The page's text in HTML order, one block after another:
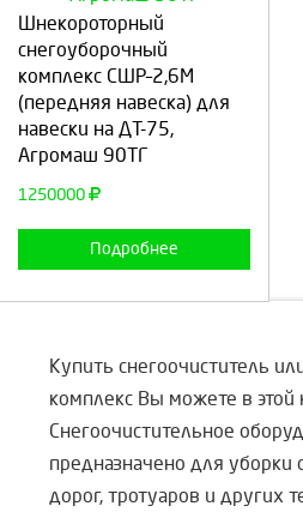
Шнекороторный
снегоуборочный
комплекс СШР–2,6М
(передняя навеска) для
навески на ДТ-75,
Агромаш 90ТГ
1250000
Подробнее
Продолжить Отмена
Купить снегоочиститель
комплекс Вы можете в этой
Снегоочистительное
предназначено для уборки
дорог, тротуаров и других